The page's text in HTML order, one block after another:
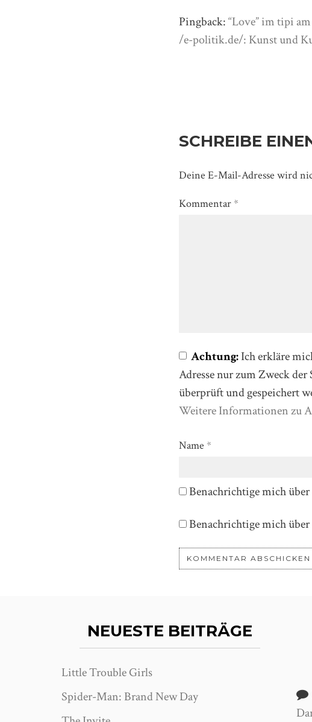
Pingback:“Love” im tipi
/e-politik.de/: Kunst und
SCHREIBE
Deine E-Mail-Adresse wird
Kommentar *
Achtung:Ich erkläre
Adresse nur zum Zweck
überprüft und gespeichert
Weitere Informationen zu
Name *
Benachrichtige mich
Benachrichtige mich
NEUESTE BEITRÄGE
Little Trouble Girls
Spider-Man: Brand New Day